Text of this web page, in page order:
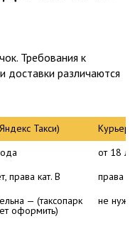
Требования к
доставки различаются
Такси)
Курьер
права кат. B
права
— (таксопарк
оформить)
не нужна